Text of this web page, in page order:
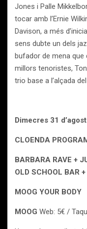
Jones i Palle
tocar amb l’Ernie
Davison, a més
sens dubte un dels
bufador de mena
millors tenoristes,
trio base a l’alçada
Dimecres 31 d’agost
CLOENDA
BARBARA RAVE +
OLD SCHOOL BAR
MOOG YOUR BODY
MOOG Web: 5€ /